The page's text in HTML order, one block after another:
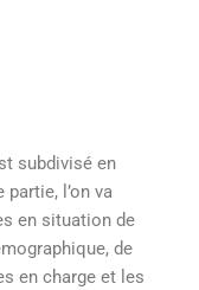
subdivisé en
l’on va
en situation de
de
en charge et les